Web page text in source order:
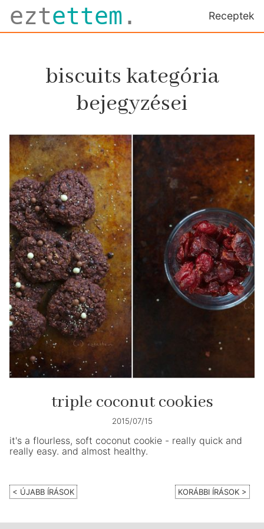
eztettem . Receptek
biscuits kategória
bejegyzései
triple coconut cookies
2015/07/15
it's a flourless, soft coconut cookie - really quick and
really easy. and almost healthy.
< ÚJABB ÍRÁSOK KORÁBBI ÍRÁSOK >